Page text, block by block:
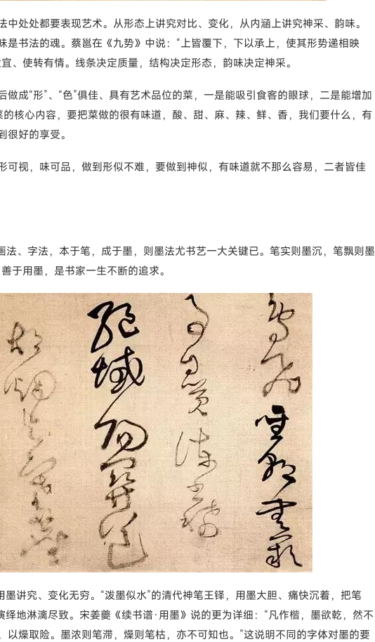
处处都要表现艺术。从形态上讲究对比、变化，从内涵上讲究神采、韵味。
是书法的魂。蔡邕在《九势》中说：“上皆覆下，下以承上，使其形势递相映
、使转有情。线条决定质量，结构决定形态，韵味决定神采。
成“形”、“色”俱佳、具有艺术品位的菜，一是能吸引食客的眼球，二是能增加
的核心内容，要把菜做的很有味道，酸、甜、麻、辣、鲜、香，我们要什么，有
好的享受。
可视，味可品，做到形似不难，要做到神似，有味道就不那么容易，二者皆佳
法、字法，本于笔，成于墨，则墨法尤书艺一大关键已。笔实则墨沉，笔飘则墨
于用墨，是书家一生不断的追求。
墨讲究、变化无穷。“泼墨似水”的清代神笔王铎，用墨大胆、痛快沉着，把笔
绎地淋漓尽致。宋姜夔《续书谱·用墨》说的更为详细：“凡作楷，墨欲乾，然不
以燥取险。墨浓则笔滞，燥则笔枯，亦不可知也。”这说明不同的字体对墨的要